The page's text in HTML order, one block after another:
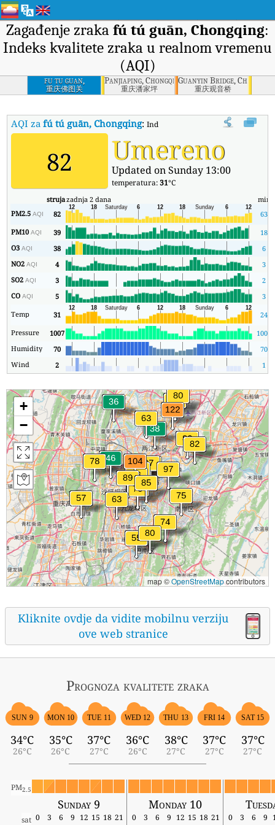
Zagađenje zraka fú tú guān, Chongqing:
Indeks kvalitete zraka u realnom vremenu
(AQI)
fu tu guan,
Chongqing
重庆佛图关
Panjiaping, Chongqing
重庆潘家坪
Guanyin Bridge, Chongqing
重庆观音桥
AQI zafú tú guān, Chongqing:Indeks kvaliteta zraka (AQI)
82 Umereno
Updated on Sunday 13:00
temperatura:31°C
strujazadnja 2 dana min
PM2.5AQI 82
63
PM10AQI 39
18
O3AQI 38
6
NO2AQI 4
3
SO2AQI 3
2
COAQI 5
3
Temp
31
24
Pressure
1007 1006
Humidity
70 70
Wind
2 1
+
−
map ©OpenStreetMapcontributors
Kliknite ovdje da vidite mobilnu verziju
ove web stranice
Prognoza kvalitete zraka
SUN 9
34°C
26°C
MON 10
35°C
26°C
TUE 11
37°C
27°C
WED 12
36°C
26°C
THU 13
38°C
27°C
FRI 14
37°C
27°C
SAT 15
37°C
27°C
PM2.5
Sunday 9 Monday 10
sat 0 3 6 9 12 15 18 21 0 3 6 9 12 15 18 21 0 3 6 9